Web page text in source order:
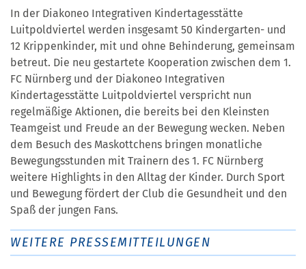
In der Diakoneo Integrativen Kindertagesstätte
Luitpoldviertel werden insgesamt 50 Kindergarten- und
12 Krippenkinder, mit und ohne Behinderung, gemeinsam
betreut. Die neu gestartete Kooperation zwischen dem 1.
FC Nürnberg und der Diakoneo Integrativen
Kindertagesstätte Luitpoldviertel verspricht nun
regelmäßige Aktionen, die bereits bei den Kleinsten
Teamgeist und Freude an der Bewegung wecken. Neben
dem Besuch des Maskottchens bringen monatliche
Bewegungsstunden mit Trainern des 1. FC Nürnberg
weitere Highlights in den Alltag der Kinder. Durch Sport
und Bewegung fördert der Club die Gesundheit und den
Spaß der jungen Fans.
WEITERE PRESSEMITTEILUNGEN